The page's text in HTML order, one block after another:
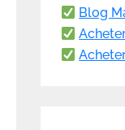
Blog